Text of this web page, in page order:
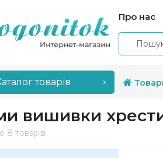
Про нас
товарів
вишивки
8 товарів